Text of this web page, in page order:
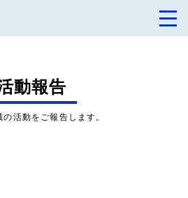
動報告
活動をご報告します。